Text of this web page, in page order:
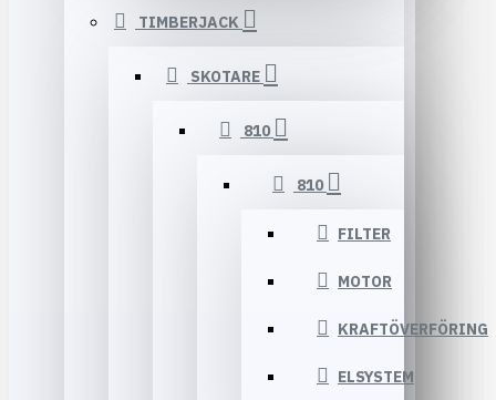
TIMBERJACK
SKOTARE
810
810
FILTER
MOTOR
KRAFTÖVERFÖRING
ELSYSTEM